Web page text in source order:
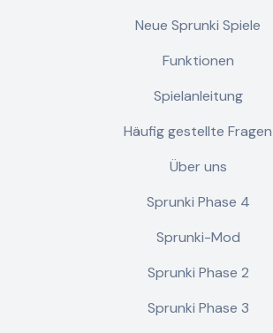
Neue Sprunki Spiele
Funktionen
Spielanleitung
Häufig gestellte Fragen
Über uns
Sprunki Phase 4
Sprunki-Mod
Sprunki Phase 2
Sprunki Phase 3